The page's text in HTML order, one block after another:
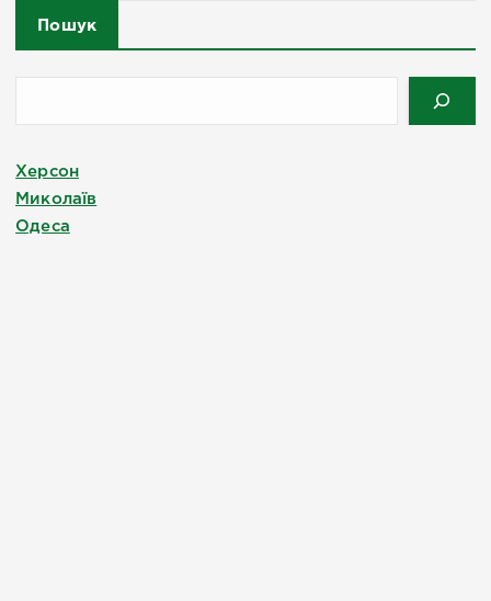
Пошук
Херсон
Миколаїв
Одеса